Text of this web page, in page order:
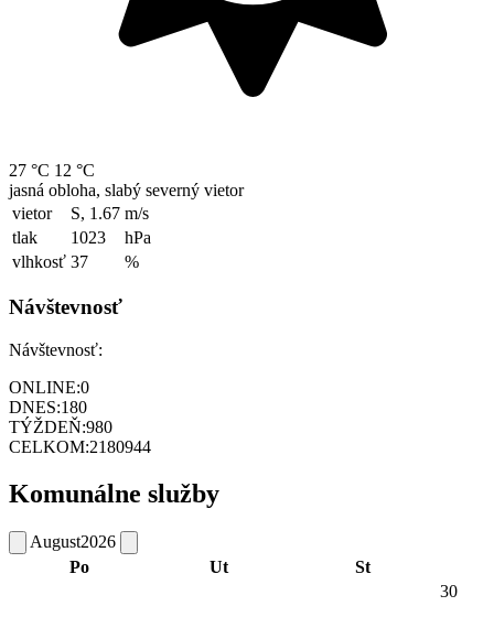
27 °C 12 °C
jasná obloha, slabý severný vietor
vietor
S, 1.67 m/s
tlak
1023
hPa
vlhkosť 37 %
Návštevnosť
Návštevnosť:
ONLINE:0
DNES:180
TÝŽDEŇ:980
CELKOM:2180944
Komunálne služby
August2026
Po
Ut St
30